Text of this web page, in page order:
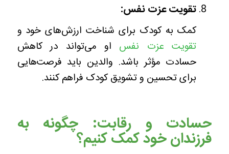
تقویت عزت نفس:
کمک به کودک برای شناخت ارزش‌های خود و
تقویت عزت نفس او می‌تواند در کاهش
حسادت مؤثر باشد. والدین باید فرصت‌هایی
برای تحسین و تشویق کودک فراهم کنند.
حسادت و رقابت: چگونه به
فرزندان خود کمک کنیم؟